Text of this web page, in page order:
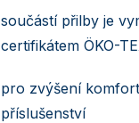
součástí přilby je
certifikátem ÖKO-
pro zvýšení
příslušenství